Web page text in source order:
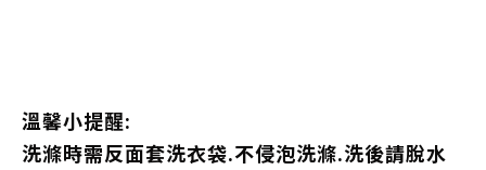
溫馨小提醒:
洗滌時需反面套洗衣袋.不侵泡洗滌.洗後請脫水